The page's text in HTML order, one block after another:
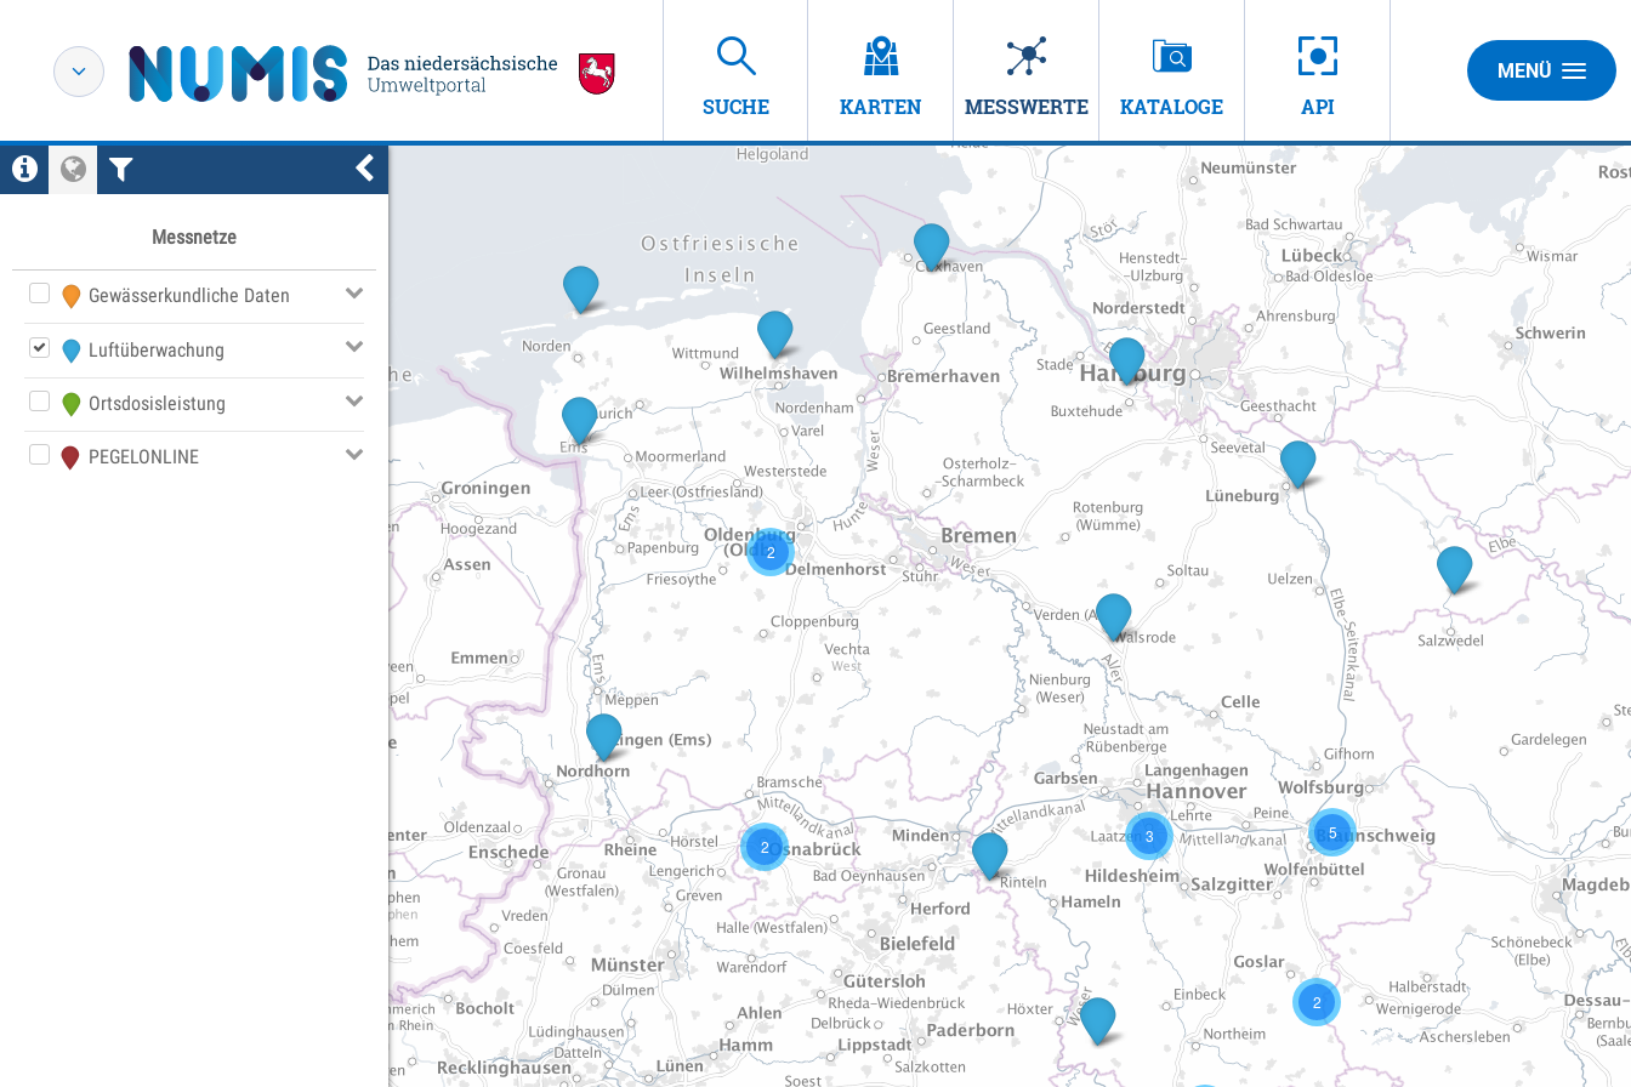
SUCHE KARTEN MESSWERTE KATALOGE API
MENÜ